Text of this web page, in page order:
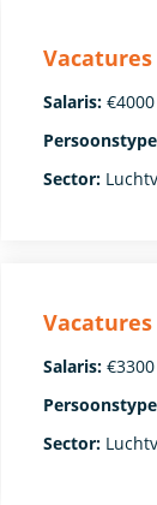
Salaris:
Sector:
Salaris:
Sector: